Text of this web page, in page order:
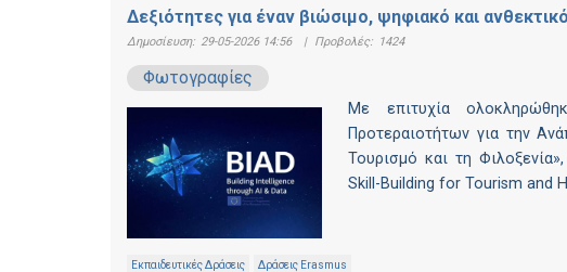
Δεξιότητες για έναν βιώσιμο, ψηφιακό και
Δημοσίευση: 29-05-2026 14:56 | Προβολές: 1424
Φωτογραφίες
Με επιτυχία
Προτεραιοτήτων για την
Τουρισμό και τη
Skill-Building for Tourism and
Εκπαιδευτικές Δράσεις Δράσεις Erasmus